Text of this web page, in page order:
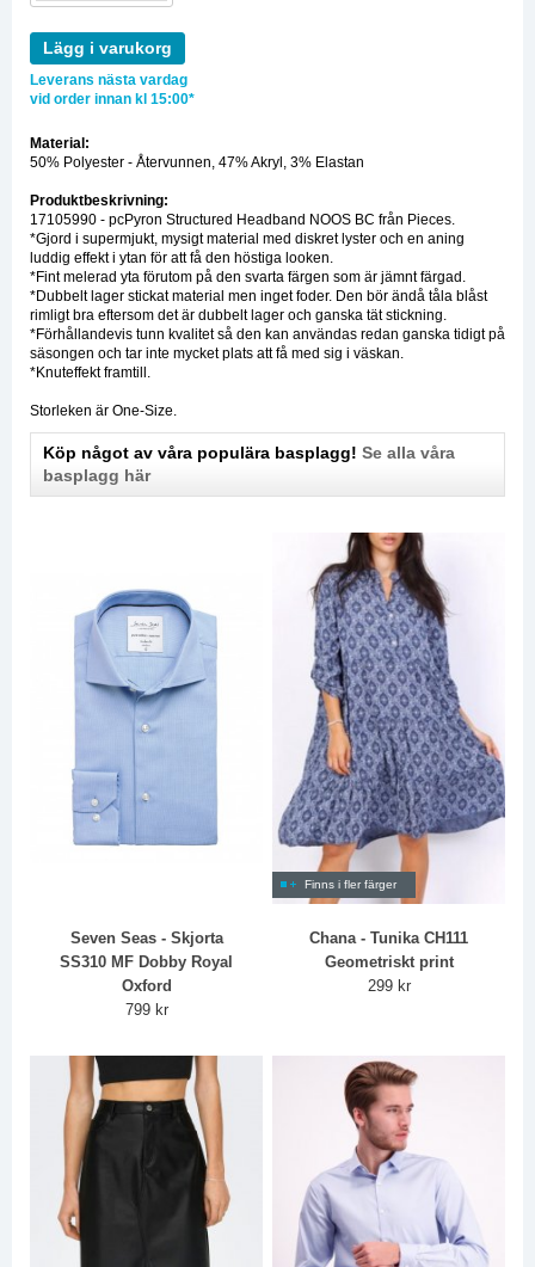
Lägg i varukorg
Leverans nästa vardag
vid order innan kl 15:00*
Material:
50% Polyester - Återvunnen, 47% Akryl, 3% Elastan
Produktbeskrivning:
17105990 - pcPyron Structured Headband NOOS BC från Pieces.
*Gjord i supermjukt, mysigt material med diskret lyster och en aning
luddig effekt i ytan för att få den höstiga looken.
*Fint melerad yta förutom på den svarta färgen som är jämnt färgad.
*Dubbelt lager stickat material men inget foder. Den bör ändå tåla blåst
rimligt bra eftersom det är dubbelt lager och ganska tät stickning.
*Förhållandevis tunn kvalitet så den kan användas redan ganska tidigt på
säsongen och tar inte mycket plats att få med sig i väskan.
*Knuteffekt framtill.
Storleken är One-Size.
Köp något av våra populära basplagg! Se alla våra
basplagg här
Seven Seas - Skjorta
SS310 MF Dobby Royal
Oxford
799 kr
Finns i fler färger
Chana - Tunika CH111
Geometriskt print
299 kr